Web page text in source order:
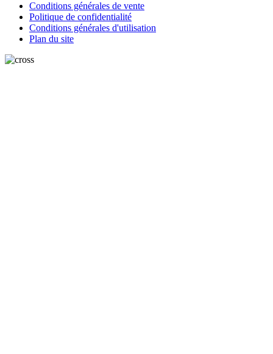
Conditions générales de vente
Politique de confidentialité
Conditions générales d'utilisation
Plan du site